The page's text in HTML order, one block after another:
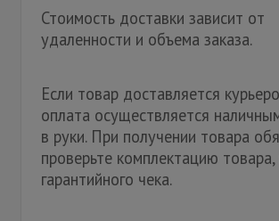
Стоимость доставки зависит от
удаленности и объема заказа.
Если товар доставляется
оплата осуществляется
в руки. При получении товара
проверьте комплектацию товара,
гарантийного чека.